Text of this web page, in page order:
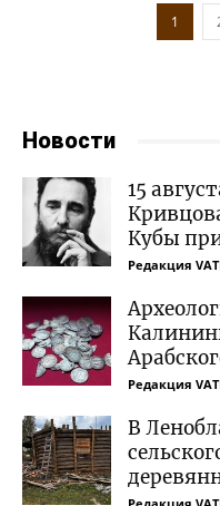
1
Новости
15
Кубы
Редакция
Редакция
В